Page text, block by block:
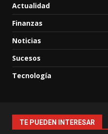
Actualidad
Finanzas
Noticias
Sucesos
Tecnología
TE PUEDEN INTERESAR